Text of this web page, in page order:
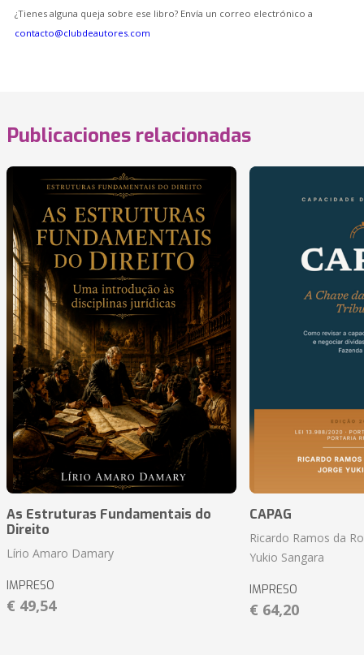
¿Tienes alguna queja sobre ese libro? Envía un correo electrónico a
contacto@clubdeautores.com
Publicaciones relacionadas
As Estruturas Fundamentais do
Direito
Lírio Amaro Damary
IMPRESO
€ 49,54
CAPAG
Ricardo Ramos da
Yukio Sangara
IMPRESO
€ 64,20